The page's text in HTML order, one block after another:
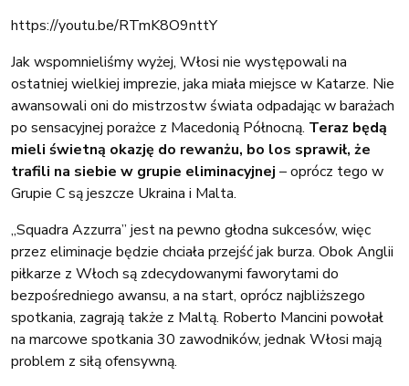
https://youtu.be/RTmK8O9nttY
Jak wspomnieliśmy wyżej, Włosi nie występowali na
ostatniej wielkiej imprezie, jaka miała miejsce w Katarze. Nie
awansowali oni do mistrzostw świata odpadając w barażach
po sensacyjnej porażce z Macedonią Północną. Teraz będą
mieli świetną okazję do rewanżu, bo los sprawił, że
trafili na siebie w grupie eliminacyjnej – oprócz tego w
Grupie C są jeszcze Ukraina i Malta.
„Squadra Azzurra” jest na pewno głodna sukcesów, więc
przez eliminacje będzie chciała przejść jak burza. Obok Anglii
piłkarze z Włoch są zdecydowanymi faworytami do
bezpośredniego awansu, a na start, oprócz najbliższego
spotkania, zagrają także z Maltą. Roberto Mancini powołał
na marcowe spotkania 30 zawodników, jednak Włosi mają
problem z siłą ofensywną.